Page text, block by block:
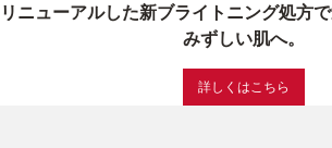
商品カ
リニューアルした新ブライトニング処方
みずしい肌へ。
詳しくはこちら